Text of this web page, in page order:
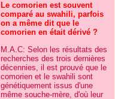
Le comorien est souvent
comparé au swahili, parfois
on a même dit que le
comorien en était dérivé ?
M.A.C: Selon les résultats des
recherches des trois dernières
décennies, il est prouvé que le
comorien et le swahili sont
génétiquement issus d'une
même souche-mère, d'où leur